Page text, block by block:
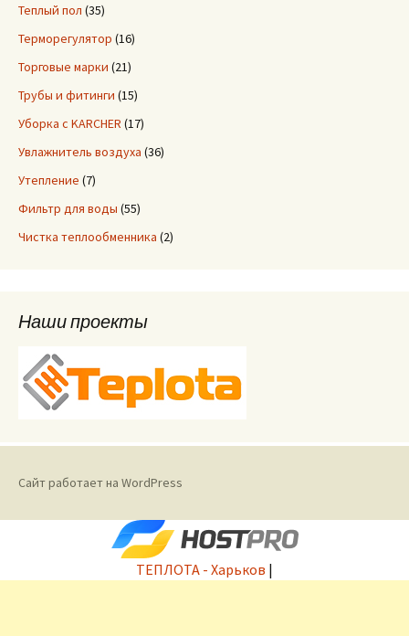
Теплый пол (35)
Терморегулятор (16)
Торговые марки (21)
Трубы и фитинги (15)
Уборка с KARCHER (17)
Увлажнитель воздуха (36)
Утепление (7)
Фильтр для воды (55)
Чистка теплообменника (2)
Наши проекты
Сайт работает на WordPress
ТЕПЛОТА - Харьков |